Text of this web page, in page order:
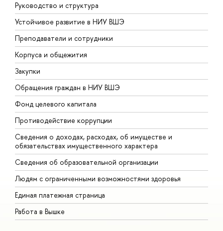
Руководство и структура
Устойчивое развитие в НИУ ВШЭ
Преподаватели и сотрудники
Корпуса и общежития
Закупки
Обращения граждан в НИУ ВШЭ
Фонд целевого капитала
Противодействие коррупции
Сведения о доходах, расходах, об имуществе и
обязательствах имущественного характера
Сведения об образовательной организации
Людям с ограниченными возможностями здоровья
Единая платежная страница
Работа в Вышке